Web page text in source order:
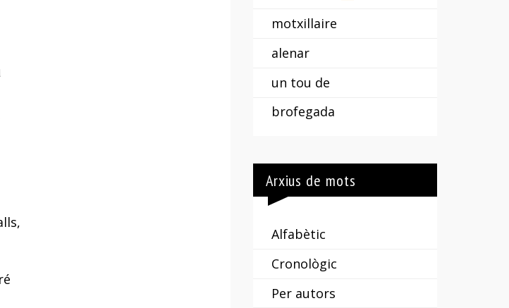
motxillaire
alenar
un tou de
brofegada
Arxius de mots
Alfabètic
Cronològic
Per autors